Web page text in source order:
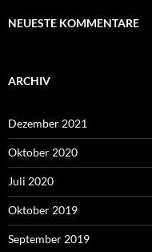
NEUESTE KOMMENTARE
ARCHIV
Dezember 2021
Oktober 2020
Juli 2020
Oktober 2019
September 2019